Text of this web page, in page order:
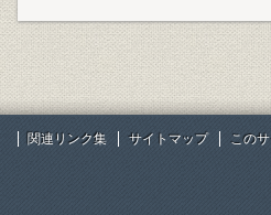
第12章 激変する環境への対応―低
索引
あとがき
関連リンク集 サイトマップ この